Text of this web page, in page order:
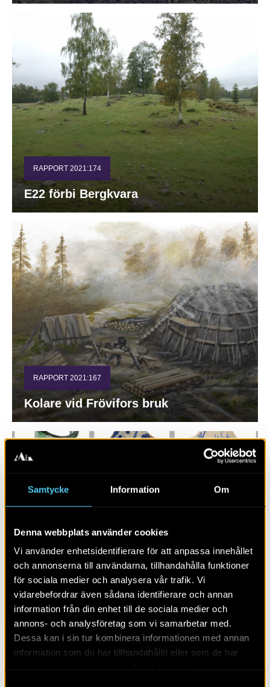
Samtycke Information Om
Denna webbplats använder cookies
Vi använder enhetsidentifierare för att anpassa innehållet
och annonserna till användarna, tillhandahålla funktioner
för sociala medier och analysera vår trafik. Vi
vidarebefordrar även sådana identifierare och annan
information från din enhet till de sociala medier och
annons- och analysföretag som vi samarbetar med.
Dessa kan i sin tur kombinera informationen med annan
information som du har tillhandahållit eller som de har
RAPPORT 2021:174
E22 förbi Bergkvara
RAPPORT 2021:167
Kolare vid Frövifors bruk
Skärgårdsstaden Söderhamn